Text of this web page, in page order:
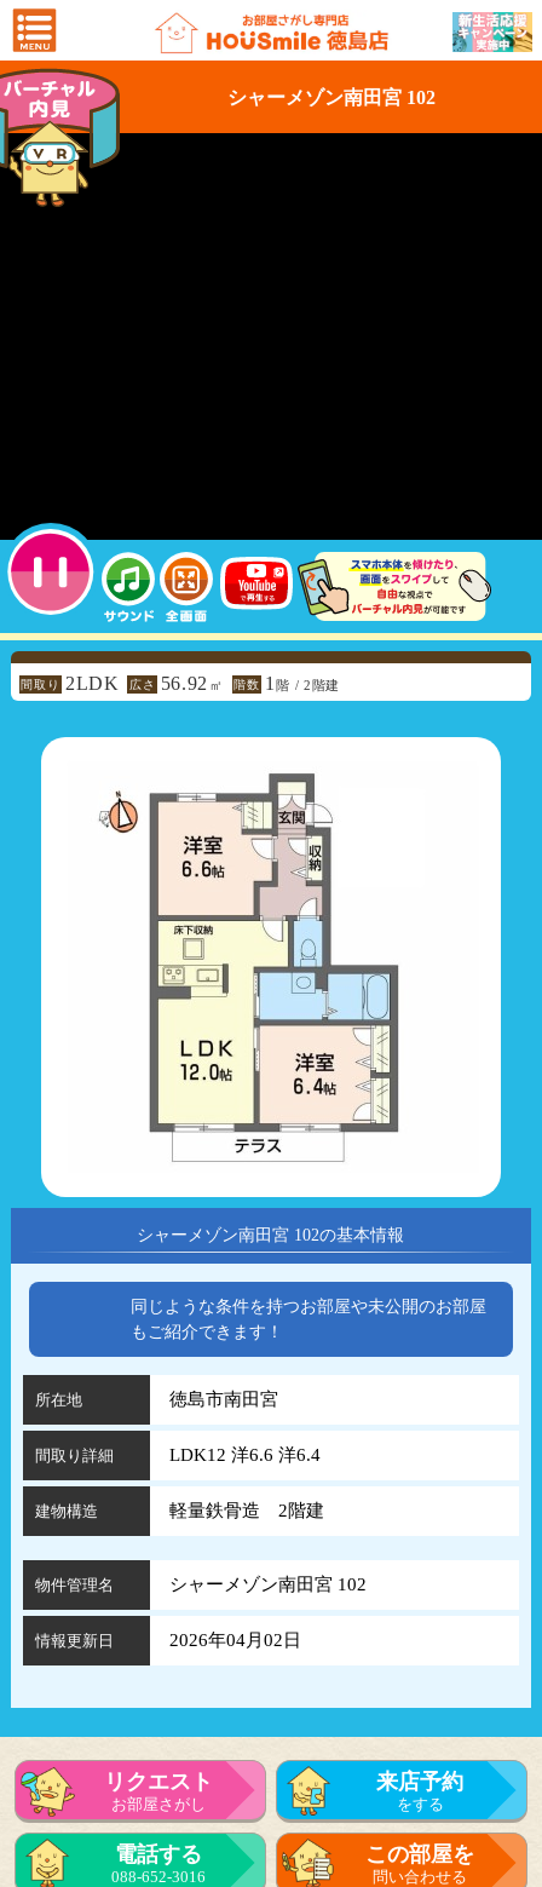
シャーメゾン南田宮 102
間取り 2LDK 広さ 56.92 ㎡ 階数 1 階 / 2階建
シャーメゾン南田宮 102の基本情報
同じような条件を持つお部屋や未公開のお部屋
もご紹介できます！
所在地 徳島市南田宮
間取り詳細 LDK12 洋6.6 洋6.4
建物構造 軽量鉄骨造 2階建
物件管理名 シャーメゾン南田宮 102
情報更新日 2026年04月02日
リクエスト
お部屋さがし
来店予約
をする
電話する
088-652-3016
この部屋を
問い合わせる